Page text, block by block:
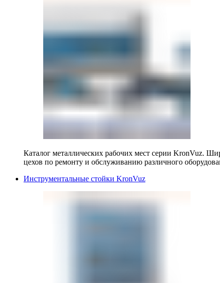
Каталог металлических рабочих мест серии KronVuz.
цехов по ремонту и обслуживанию различного
Инструментальные стойки KronVuz